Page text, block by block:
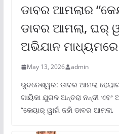
ଡାବର ଆମଲାର
ଡାବର ଆମଲା, ଘର୍
ଅଭିଯାନ
May 13, 2026 admin
ଭୁବନେଶ୍ୱର: ଡାବର ଆମଲା
ଗାୟିକା ଯୁଗଳ ଅନ୍ତରା ନନ୍ଦୀ ଏବଂ
“କେୟାର୍ ୱାହାଁ ଜହାଁ ଡାବର ଆମଲା,